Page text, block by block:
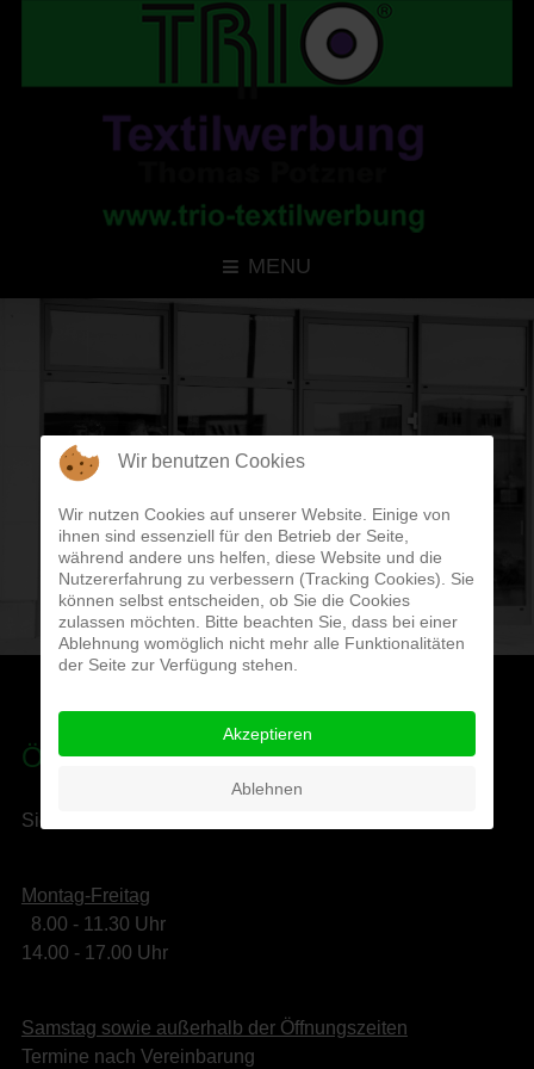
MENU
ÖFFNUNGSZEITEN
Sie erreichen uns vor Ort in den Stäffeleswiesen:
Montag-Freitag
8.00 - 11.30 Uhr
14.00 - 17.00 Uhr
Samstag sowie außerhalb der Öffnungszeiten
Termine nach Vereinbarung
Wir benutzen Cookies
Wir nutzen Cookies auf unserer Website. Einige von
ihnen sind essenziell für den Betrieb der Seite,
während andere uns helfen, diese Website und die
Nutzererfahrung zu verbessern (Tracking Cookies). Sie
können selbst entscheiden, ob Sie die Cookies
zulassen möchten. Bitte beachten Sie, dass bei einer
Ablehnung womöglich nicht mehr alle Funktionalitäten
der Seite zur Verfügung stehen.
Akzeptieren
Ablehnen